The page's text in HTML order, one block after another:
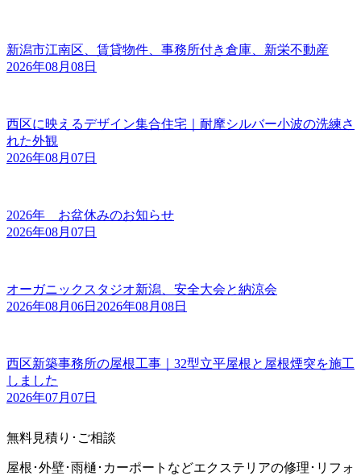
新潟市江南区、賃貸物件、事務所付き倉庫、新栄不動産
2026年08月08日
西区に映えるデザイン集合住宅｜耐摩シルバー小波の洗練さ
れた外観
2026年08月07日
2026年 お盆休みのお知らせ
2026年08月07日
オーガニックスタジオ新潟、安全大会と納涼会
2026年08月06日 2026年08月08日
西区新築事務所の屋根工事｜32型立平屋根と屋根煙突を施工
しました
2026年07月07日
無料見積り･ご相談
屋根･外壁･雨樋･カーポートなどエクステリアの修理･リフォ